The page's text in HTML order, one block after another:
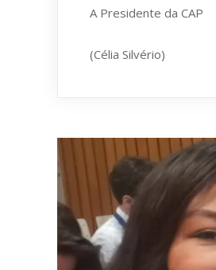
A Presidente da CAP
(Célia Silvério)